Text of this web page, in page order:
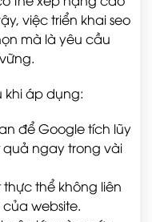
việc triển khai seo
mà là yêu cầu
khi áp dụng:
để Google tích lũy
quả ngay trong vài
thể không liên
website.